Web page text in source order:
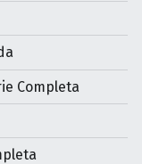
Completa